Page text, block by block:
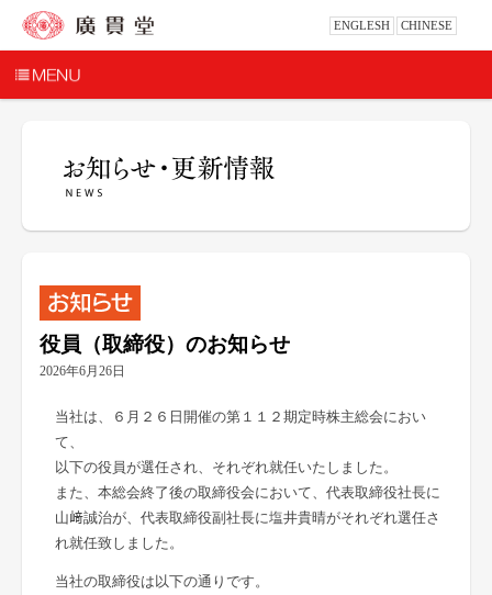
ENGLESH CHINESE
役員（取締役）のお知らせ
2026年6月26日
当社は、６月２６日開催の第１１２期定時株主総会におい
て、
以下の役員が選任され、それぞれ就任いたしました。
また、本総会終了後の取締役会において、代表取締役社長に
山﨑誠治が、代表取締役副社長に塩井貴晴がそれぞれ選任さ
れ就任致しました。
当社の取締役は以下の通りです。